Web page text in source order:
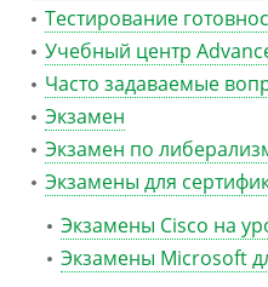
Тестирование
Учебный центр
Часто задаваемые
Экзамен
Экзамен по
Экзамены для
Экзамены Cisco на
Экзамены Microsoft